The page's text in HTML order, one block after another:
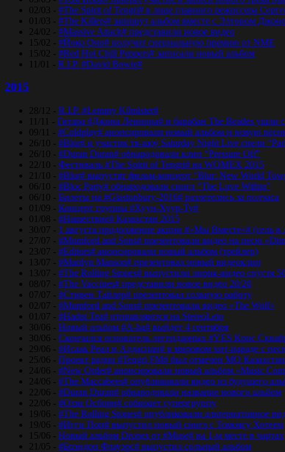
02/03 - #The Spirit of Tengri# в лице главного режиссера
01/03 - #The Killers# запишут альбом вместе с Элтоном
24/02 - #Massive Attack# представили новое видео
15/02 - #Йоко Оно# получит специальную премию от NME
15/02 - #Red Hot Chili Peppers# записали новый альбом
11/01 - R.I.P. #David Bowie#
2015
28/12 - R.I.P. #Lemmy Kilmister#
11/11 - Гитара #Джона Леннона# и барабан The Beatles ушли
09/11 - #Coldplay# анонсировали новый альбом и новую
26/10 - #Blur# и участик тв-шоу Saturday Night Live спели
26/10 - #Duran Duran# обнародовали клип “Pressure Off”
22/10 - Фестиваль #The Spirit of Tengri# на WOMEX 2015
21/10 - #Blur# выпустят фильм-концерт “Blur: New World
06/10 - #Bloc Party# обнародовали сингл “The Love Within”
06/10 - Билеты на #Glastonbury-2016# разлетелись за полчаса
01/09 - Концерт группы #Хуун-Хуур-Ту#
01/08 - #Нашествие# Казахстан 2015
30/07 - 1 августа продолжение акции #«Мы Вместе»# (сель
27/07 - #Mumford and Sons# презентовали видео на песю
23/07 - #Editors# анонсировали новый альбом (трейлер)
13/07 - #Marilyn Manson# презентовал новый видеоклип
13/07 - #The Rolling Stones# выпустили лирик-видео спустя
08/07 - #The Vaccines# представили новое видео 20/20
07/07 - #Стивен Тайлер# презентовал сольную работу
02/07 - #Mumford and Sons# презентовали видео «The Wolf»
01/07 - #Hadnt Tea# отправляются на StereoLeto
30/06 - Новый альбом #A-ha# выйдет 4 сентября
30/06 - Скончался основатель легендарных #YES Крис
29/06 - #Исаак Реал и Алдаспан# в мировом хит-параде с
25/06 - Проект радио #Tengri FM# был отмечен МО
24/06 - #New Order# анонсировали новый альбом «Music
24/06 - #The Maccabees# опубликовали видео из будущего
22/06 - #Duran Duran# обнародовали название нового альбом
22/06 - #Оззи Осборн# собирает супергруппу
19/06 - #The Rolling Stones# опубликовали альтернативное
19/06 - #Игги Поп# выпустил новый сингл с Томоясу Хотеем
15/06 - Новый альбом Drones от #Muse# на 1-м месте в чартах
21/05 - #Брэндон Флауэрс# выпустил сольный альбом